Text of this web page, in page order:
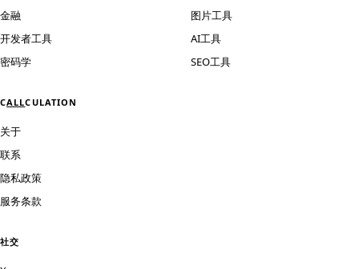
金融
开发者工具
密码学
图片工具
AI工具
SEO工具
CALLCULATION
关于
联系
隐私政策
服务条款
社交